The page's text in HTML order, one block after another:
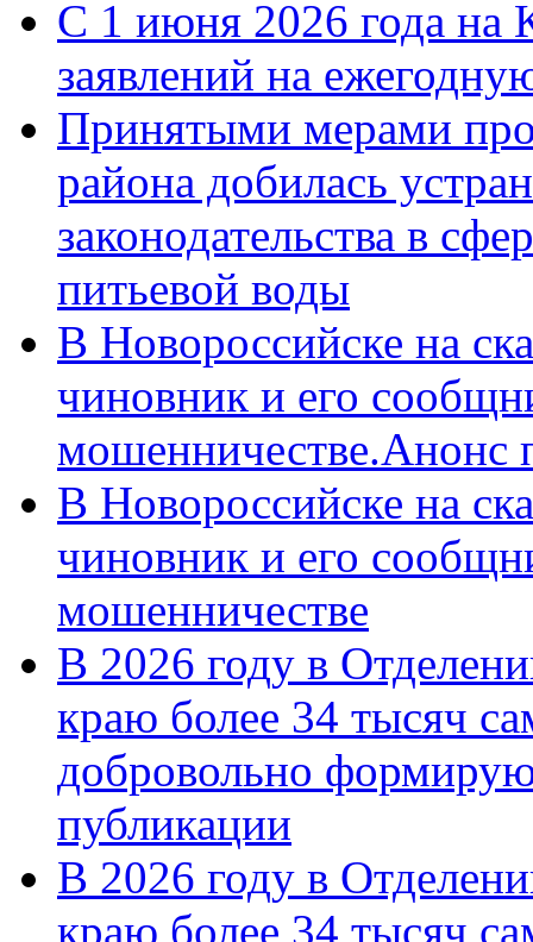
С 1 июня 2026 года на
заявлений на
Принятыми мерами
района добилась
законодательства в
питьевой воды
В Новороссийске на
чиновник и его
мошенничестве.Анонс
В Новороссийске на
чиновник и его
мошенничестве
В 2026 году в
краю более 34 тысяч
добровольно
публикации
В 2026 году в
краю более 34 тысяч